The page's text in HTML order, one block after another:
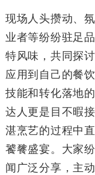
现场人头攒动、
业者等纷纷驻足
特风味，共同探
应用到自己的餐
技能和转化落地
达人更是目不暇
湛烹艺的过程中
饕餮盛宴。大家
闻广泛分享，主